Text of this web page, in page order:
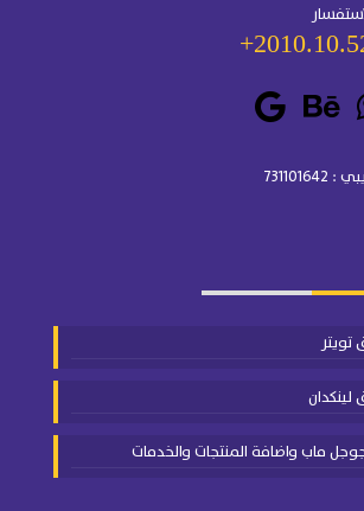
ماب واضافة المنتجات والخدمات